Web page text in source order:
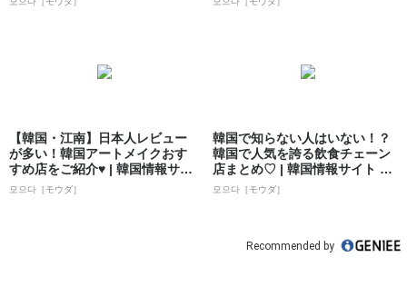
【韓国・江南】日本人レビュー
が多い！韓国アートメイクおす
すめ店をご紹介♥ | 韓国情報サイ
ト 모으...
모으다［モウダ］
韓国で知らない人はいない！？
韓国で人気を誇る飲食チェーン
店まとめ♡ | 韓国情報サイト 모
으다［モ...
모으다［モウダ］
Recommended by